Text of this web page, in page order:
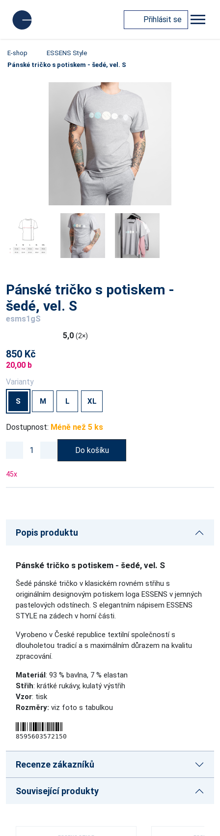
Přihlásit se
E-shop
ESSENS Style
Pánské tričko s potiskem - šedé, vel. S
Pánské tričko s potiskem -
šedé, vel. S
esms1gS
5,0 (2×)
850 Kč
20,00 b
Varianty
S M L XL
Dostupnost: Méně než 5 ks
Do košíku
45x
Popis produktu
Pánské tričko s potiskem - šedé, vel. S
Šedé pánské tričko v klasickém rovném střihu s
originálním designovým potiskem loga ESSENS v jemných
pastelových odstínech. S elegantním nápisem ESSENS
STYLE na zádech v horní části.
Vyrobeno v České republice textilní společností s
dlouholetou tradicí a s maximálním důrazem na kvalitu
zpracování.
Materiál: 93 % bavlna, 7 % elastan
Střih: krátké rukávy, kulatý výstřih
Vzor: tisk
Rozměry: viz foto s tabulkou
8595603572150
Recenze zákazníků
Související produkty